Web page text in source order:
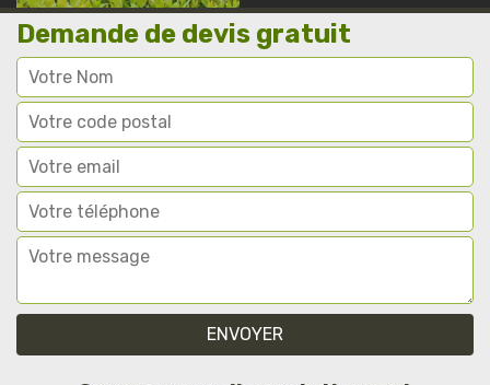
Demande de devis gratuit